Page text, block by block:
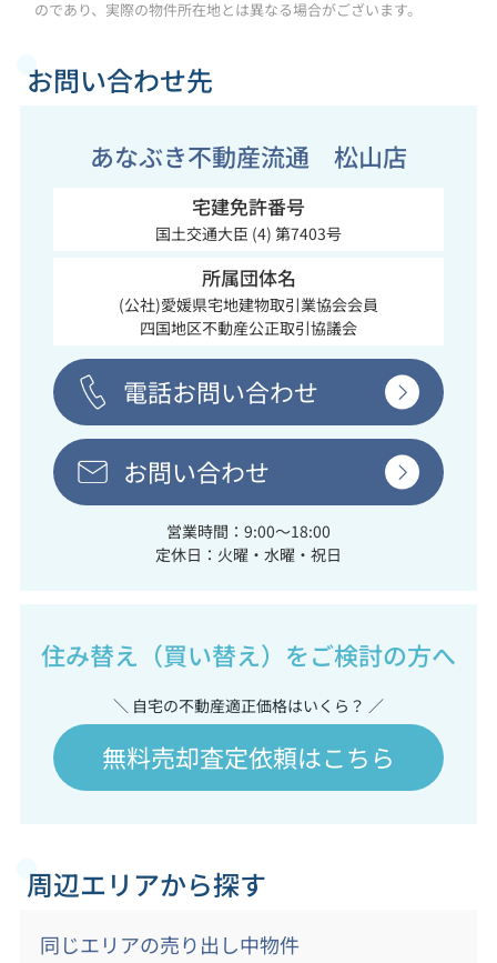
のであり、実際の物件所在地とは異なる場合がございます。
お問い合わせ先
あなぶき不動産流通 松山店
宅建免許番号
国土交通大臣 (4) 第7403号
所属団体名
(公社)愛媛県宅地建物取引業協会会員
四国地区不動産公正取引協議会
電話お問い合わせ
お問い合わせ
営業時間：9:00～18:00
定休日：火曜・水曜・祝日
住み替え（買い替え）をご検討の方へ
＼ 自宅の不動産適正価格はいくら？ ／
無料売却査定依頼はこちら
周辺エリアから探す
同じエリアの売り出し中物件